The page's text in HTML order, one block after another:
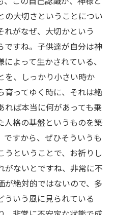
の大切さということについ
れがなぜ、大切かという
ですね。子供達が自分は神
よって生かされている、
を、しっかり小さい時か
育ってゆく時に、それは絶
れば本当に何があっても乗
人格の基盤というものを築
ですから、ぜひそういうも
うということで、お祈りし
がないとですね、非常に不
が絶対的ではないので、多
ういう風に見られている